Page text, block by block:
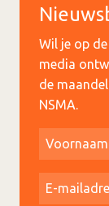
Wil je op
media
de
NSMA.